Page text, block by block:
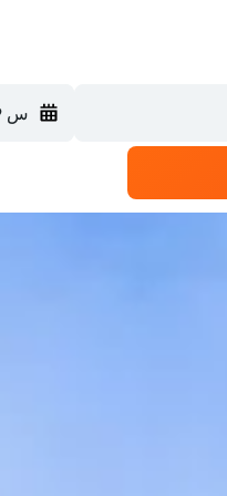
س 5/9